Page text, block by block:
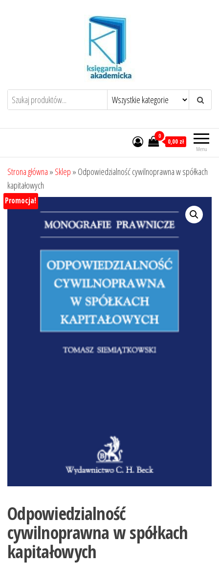
Menu
0
0,00 zł
Strona główna » Sklep » Odpowiedzialność cywilnoprawna w spółkach
kapitałowych
Promocja!
Odpowiedzialność
cywilnoprawna w spółkach
kapitałowych